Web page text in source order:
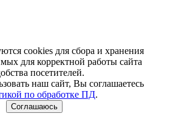
cookies для сбора и хранения
для корректной работы сайта
посетителей.
наш сайт, Вы соглашаетесь
по обработке ПД.
Соглашаюсь